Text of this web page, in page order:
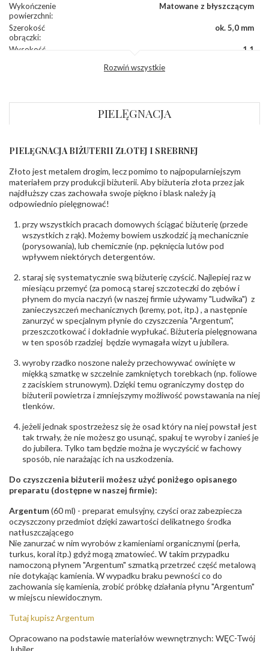
Wykończenie
powierzchni:
Matowane z błyszczącym
Szerokość
obrączki:
ok. 5,0 mm
Wysokość
1,1
Profil
Płaski
biuro@stelmach.pl
- rodzaj
ostrzeżenia:
, Elementy w wyrobie wykonane z białego złota
zawierają nikiel
Rozwiń wszystkie
PIELĘGNACJA
PIELĘGNACJA BIŻUTERII ZŁOTEJ I SREBRNEJ
Złoto jest metalem drogim, lecz pomimo to najpopularniejszym
materiałem przy produkcji biżuterii. Aby biżuteria złota przez jak
najdłuższy czas zachowała swoje piękno i blask należy ją
odpowiednio pielęgnować!
przy wszystkich pracach domowych ściągać biżuterię (przede
wszystkich z rąk). Możemy bowiem uszkodzić ją mechanicznie
(porysowania), lub chemicznie (np. pęknięcia lutów pod
wpływem niektórych detergentów.
staraj się systematycznie swą biżuterię czyścić. Najlepiej raz w
miesiącu przemyć (za pomocą starej szczoteczki do zębów i
płynem do mycia naczyń (w naszej firmie używamy "Ludwika") z
zanieczyszczeń mechanicznych (kremy, pot, itp.) , a następnie
zanurzyć w specjalnym płynie do czyszczenia "Argentum",
przeszczotkować i dokładnie wypłukać. Biżuteria pielęgnowana
w ten sposób rzadziej będzie wymagała wizyt u jubilera.
wyroby rzadko noszone należy przechowywać owinięte w
miękką szmatkę w szczelnie zamkniętych torebkach (np. foliowe
z zaciskiem strunowym). Dzięki temu ograniczymy dostęp do
biżuterii powietrza i zmniejszymy możliwość powstawania na niej
tlenków.
jeżeli jednak spostrzeżesz się że osad który na niej powstał jest
tak trwały, że nie możesz go usunąć, spakuj te wyroby i zanieś je
do jubilera. Tylko tam będzie można je wyczyścić w fachowy
sposób, nie narażając ich na uszkodzenia.
Do czyszczenia biżuterii możesz użyć poniżego opisanego
preparatu (dostępne w naszej firmie):
Argentum(60 ml) - preparat emulsyjny, czyści oraz zabezpiecza
oczyszczony przedmiot dzięki zawartości delikatnego środka
natłuszczającego
Nie zanurzać w nim wyrobów z kamieniami organicznymi (perła,
turkus, koral itp.) gdyż mogą zmatowieć. W takim przypadku
namoczoną płynem "Argentum" szmatką przetrzeć część metalową
nie dotykając kamienia. W wypadku braku pewności co do
zachowania się kamienia, zrobić próbkę działania płynu "Argentum"
w miejscu niewidocznym.
Tutaj kupisz Argentum
Opracowano na podstawie materiałów wewnętrznych: WĘC-Twój
Jubiler